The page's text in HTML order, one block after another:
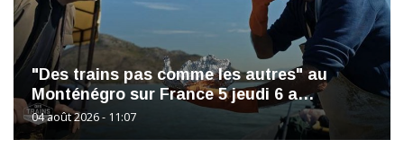
"Des trains pas comme les autres" au
Monténégro sur France 5 jeudi 6 a…
04 août 2026 - 11:07